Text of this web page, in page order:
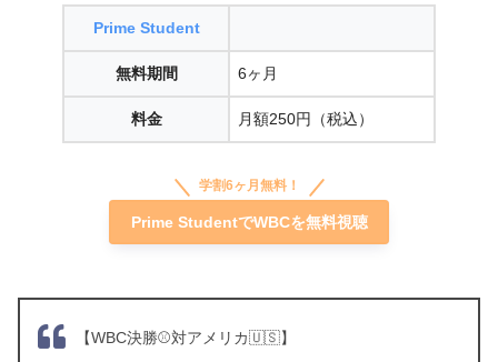
Prime Student
無料期間 6ヶ月
料金 月額250円（税込）
学割6ヶ月無料！
Prime StudentでWBCを無料視聴
【WBC決勝⚾️対アメリカ🇺🇸】